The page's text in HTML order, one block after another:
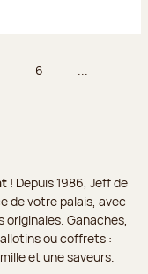
Page
6 ...
! Depuis 1986, Jeff de
de votre palais, avec
Ganaches,
ou coffrets :
et une saveurs.